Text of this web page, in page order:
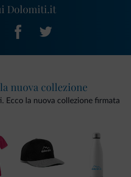
Dolomiti.it
nuova collezione
Ecco la nuova collezione firmata